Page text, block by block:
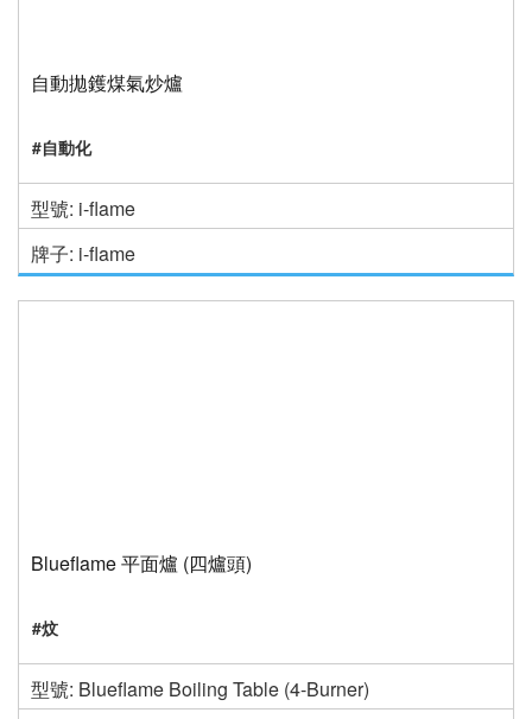
自動拋鑊煤氣炒爐
#自動化
型號: i-flame
牌子: i-flame
Blueflame 平面爐 (四爐頭)
#炆
型號: Blueflame Boiling Table (4-Burner)